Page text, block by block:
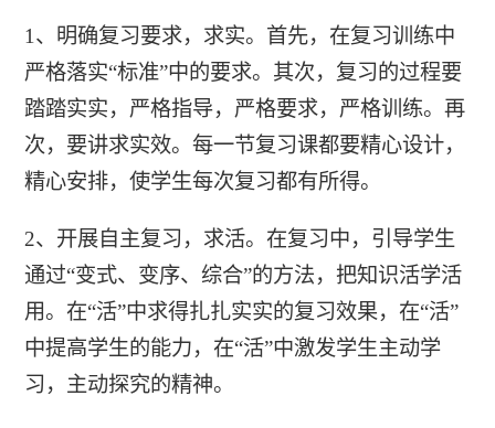
1、明确复习要求，求实。首先，在复习训练中
严格落实“标准”中的要求。其次，复习的过程要
踏踏实实，严格指导，严格要求，严格训练。再
次，要讲求实效。每一节复习课都要精心设计，
精心安排，使学生每次复习都有所得。
2、开展自主复习，求活。在复习中，引导学生
通过“变式、变序、综合”的方法，把知识活学活
用。在“活”中求得扎扎实实的复习效果，在“活”
中提高学生的能力，在“活”中激发学生主动学
习，主动探究的精神。